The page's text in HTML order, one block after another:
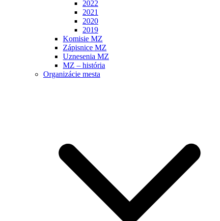
2022
2021
2020
2019
Komisie MZ
Zápisnice MZ
Uznesenia MZ
MZ – história
Organizácie mesta